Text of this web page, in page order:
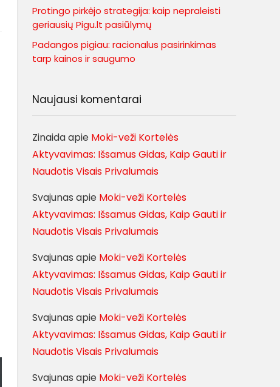
Protingo pirkėjo strategija: kaip nepraleisti
geriausių Pigu.lt pasiūlymų
Padangos pigiau: racionalus pasirinkimas
tarp kainos ir saugumo
Naujausi komentarai
Zinaidaapie Moki-veži Kortelės
Aktyvavimas: Išsamus Gidas, Kaip Gauti ir
Naudotis Visais Privalumais
Svajunas apie Moki-veži Kortelės
Aktyvavimas: Išsamus Gidas, Kaip Gauti ir
Naudotis Visais Privalumais
Svajunas apie Moki-veži Kortelės
Aktyvavimas: Išsamus Gidas, Kaip Gauti ir
Naudotis Visais Privalumais
Svajunas apie Moki-veži Kortelės
Aktyvavimas: Išsamus Gidas, Kaip Gauti ir
Naudotis Visais Privalumais
Svajunas apie Moki-veži Kortelės